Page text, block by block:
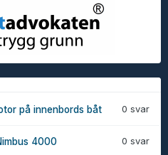
0 svar
på innenbords båt
0 svar
4000